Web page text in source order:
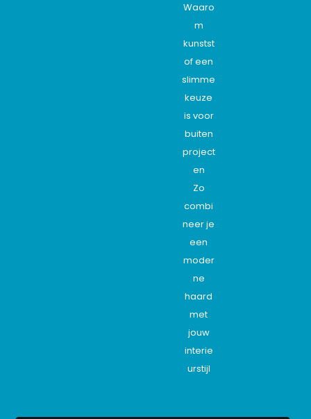
Waaro
m
kunstst
of een
slimme
keuze
is voor
buiten
project
en
Zo
combi
neer je
een
moder
ne
haard
met
jouw
interie
urstijl